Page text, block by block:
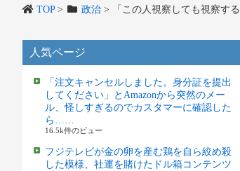
TOP> 政治> 「この人視察しても視察
人気ページ
「注文キャンセルしました。身分証を提出
してください」とAmazonから突然のメー
ル、怪しすぎるのでカスタマーに確認した
ら……
16.5k件のビュー
フジテレビが金の卵を産む鶏を自ら絞め殺
した模様、社運を賭けたドル箱コンテンツ